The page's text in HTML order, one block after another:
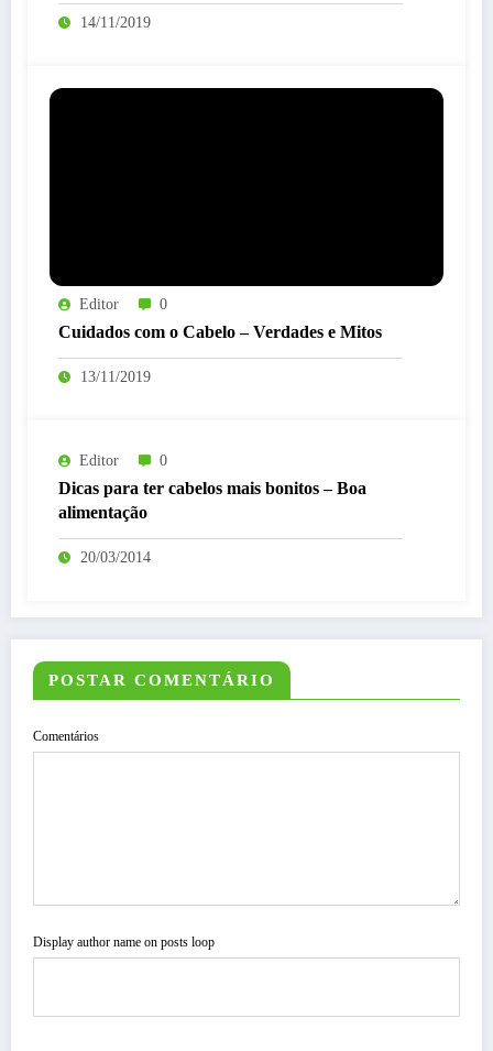
14/11/2019
Editor 0
Cuidados com o Cabelo – Verdades e Mitos
13/11/2019
Editor 0
Dicas para ter cabelos mais bonitos – Boa
alimentação
20/03/2014
POSTAR COMENTÁRIO
Comentários
Display author name on posts loop